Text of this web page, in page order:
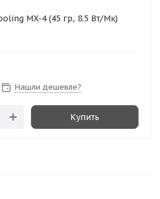
MX-4 (45 гр, 8.5 Вт/Мк)
Нашли дешевле?
Купить